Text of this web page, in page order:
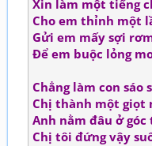
Xin làm một tiếng
Cho em thỉnh một
Gửi em mấy sợi
Để em buộc lỏng
Chẳng làm con sáo
Chị thành một giọt
Anh nằm đâu ở
Chị tôi đứng vậy